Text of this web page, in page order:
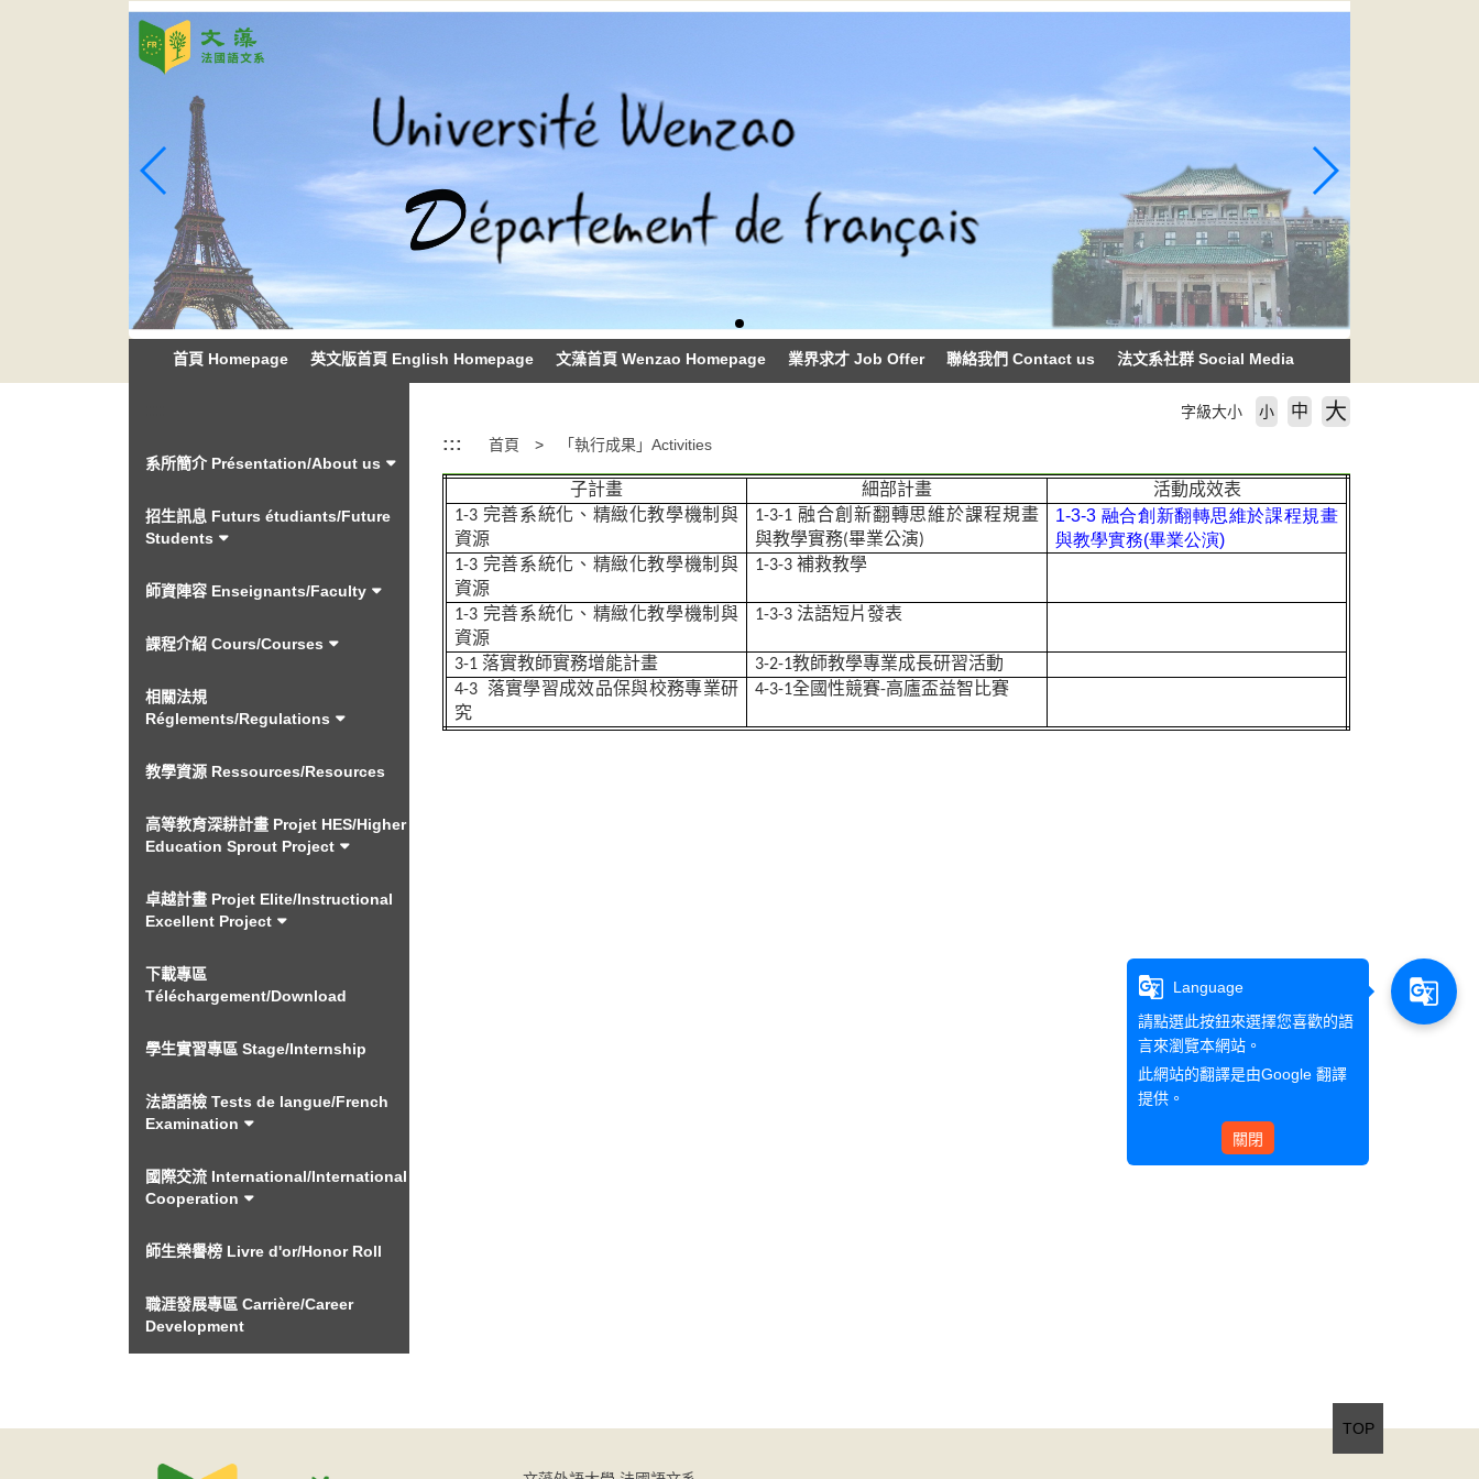
首頁 Homepage 英文版首頁 English Homepage 文藻首頁 Wenzao Homepage 業界求才 Job Offer 聯絡我們 Contact us 法文系社群 Social Media
系所簡介 Présentation/About us
招生訊息 Futurs étudiants/Future
Students
師資陣容 Enseignants/Faculty
課程介紹 Cours/Courses
相關法規
Réglements/Regulations
教學資源 Ressources/Resources
高等教育深耕計畫 Projet HES/Higher
Education Sprout Project
卓越計畫 Projet Elite/Instructional
Excellent Project
下載專區
Téléchargement/Download
學生實習專區 Stage/Internship
法語語檢 Tests de langue/French
Examination
國際交流 International/International
Cooperation
師生榮譽榜 Livre d'or/Honor Roll
職涯發展專區 Carrière/Career
Development
::: 首頁 「執行成果」Activities
字級大小 小 中 大
子計畫 細部計畫
活動成效表
1-3 完善系統化、精緻化教學機制與
資源
1-3-1 融合創新翻轉思維於課程規畫
與教學實務(畢業公演)
1-3-3 融合創新翻轉思維於課程規畫
與教學實務(畢業公演)
1-3 完善系統化、精緻化教學機制與
資源
1-3-3補救教學
1-3 完善系統化、精緻化教學機制與
資源
1-3-3 法語短片發表
3-1 落實教師實務增能計畫 3-2-1教師教學專業成長研習活動
4-3 落實學習成效品保與校務專業研
究
4-3-1全國性競賽-高廬盃益智比賽
TOP
g_translate
Language
請點選此按鈕來選擇您喜歡的語
言來瀏覽本網站。
此網站的翻譯是由Google 翻譯
提供。
關閉
g_translate